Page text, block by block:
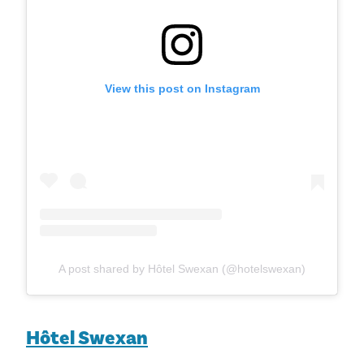
View this post on Instagram
A post shared by Hôtel Swexan (@hotelswexan)
Hôtel Swexan